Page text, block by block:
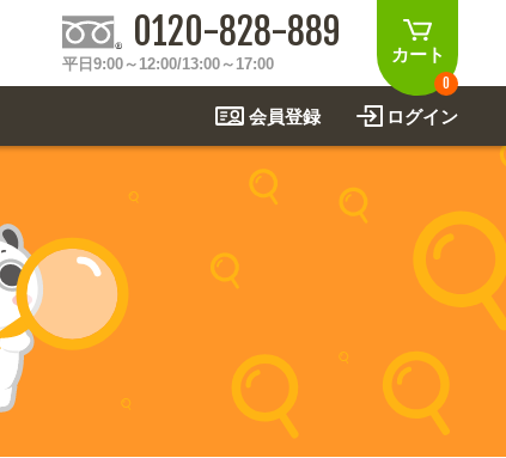
カート
0
0120-828-889
平日9:00～12:00/13:00～17:00
ログイン
会員登録
アイテムを見る
例